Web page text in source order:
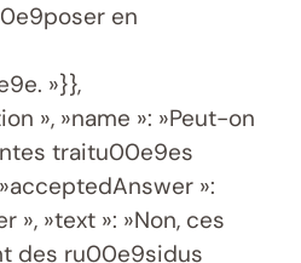
en
»}},
», »name »: »Peut-on
traitu00e9es
»:
», »text »: »Non, ces
des ru00e9sidus